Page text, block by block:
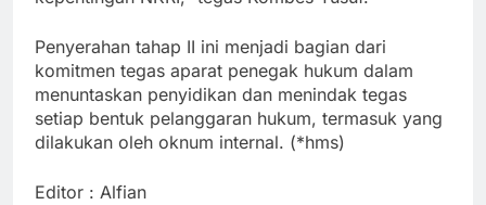
Penyerahan tahap II ini menjadi bagian dari
komitmen tegas aparat penegak hukum dalam
menuntaskan penyidikan dan menindak tegas
setiap bentuk pelanggaran hukum, termasuk yang
dilakukan oleh oknum internal. (*hms)
Editor : Alfian